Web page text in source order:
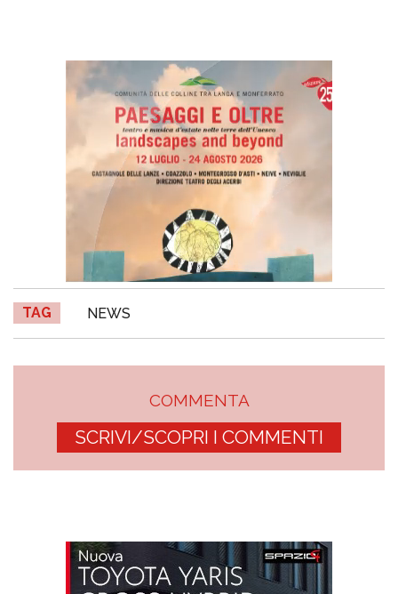
TAG NEWS
COMMENTA
SCRIVI/SCOPRI I COMMENTI